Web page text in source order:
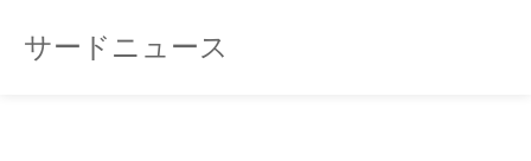
サードニュース